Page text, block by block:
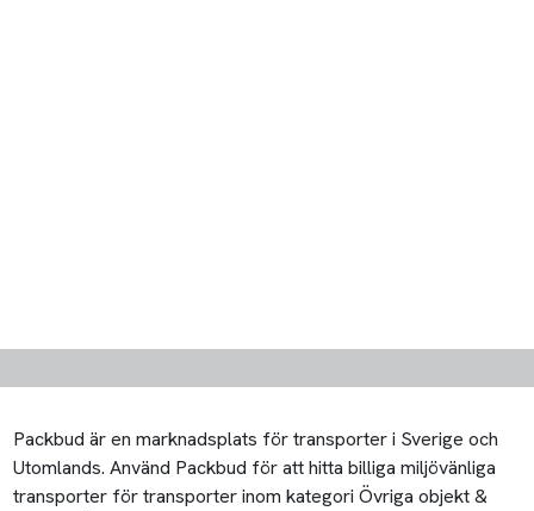
Packbud är en marknadsplats för transporter i Sverige och
Utomlands. Använd Packbud för att hitta billiga miljövänliga
transporter för transporter inom kategori Övriga objekt &